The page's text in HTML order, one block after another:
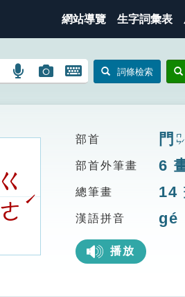
網站導覽 生字詞彙表
語
搜
圖
圖
搜
開
鍵
圖
詞條檢索
ㄍ
ㄜ
ˊ
部首 門 ㄇㄣˊ
部首外筆畫 6
總筆畫 14
漢語拼音 gé
播放